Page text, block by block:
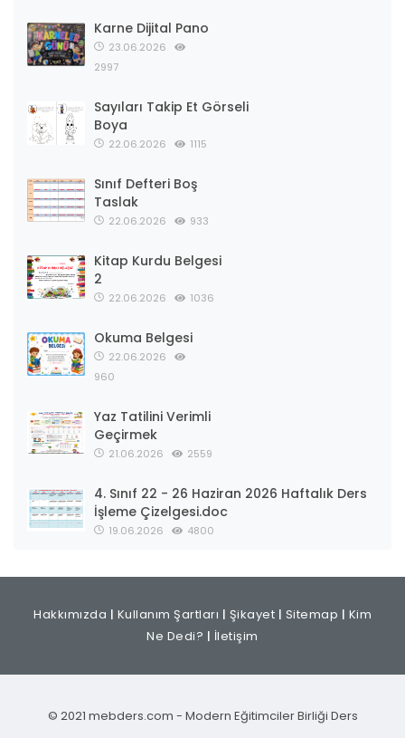
Karne Dijital Pano
23.06.2026
2997
Sayıları Takip Et Görseli
Boya
22.06.2026 1115
Sınıf Defteri Boş
Taslak
22.06.2026 933
Kitap Kurdu Belgesi
2
22.06.2026 1036
Okuma Belgesi
22.06.2026
960
Yaz Tatilini Verimli
Geçirmek
21.06.2026 2559
4. Sınıf 22 - 26 Haziran 2026 Haftalık Ders
İşleme Çizelgesi.doc
19.06.2026 4800
Hakkımızda | Kullanım Şartları | Şikayet | Sitemap | Kim
Ne Dedi? | İletişim
© 2021 mebders.com - Modern Eğitimciler Birliği Ders